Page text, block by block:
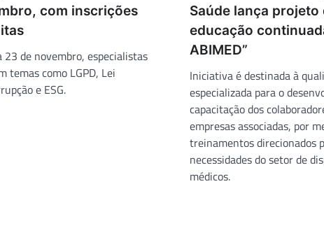
com inscrições
23 de novembro, especialistas
temas como LGPD, Lei
e ESG.
Saúde lança projeto
educação
ABIMED”
Iniciativa é destinada à
especializada para o
capacitação dos
empresas associadas, por
treinamentos direcionados
necessidades do setor de
médicos.